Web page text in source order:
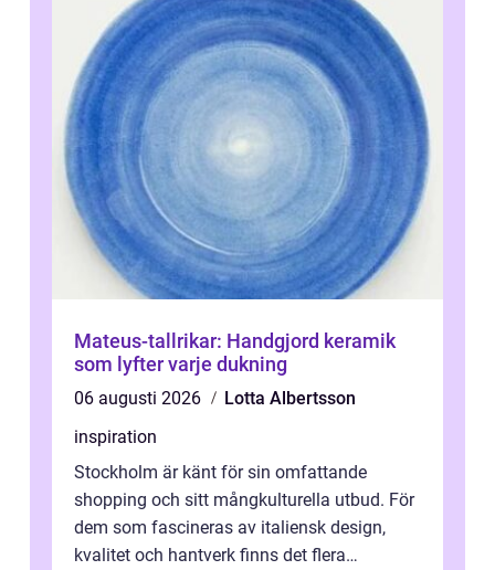
Mateus-tallrikar: Handgjord keramik
som lyfter varje dukning
06 augusti 2026
Lotta Albertsson
inspiration
Stockholm är känt för sin omfattande
shopping och sitt mångkulturella utbud. För
dem som fascineras av italiensk design,
kvalitet och hantverk finns det flera